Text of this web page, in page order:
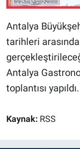
Antalya
tarihleri arasında
Antalya
toplantısı yapıldı.
Kaynak: RSS